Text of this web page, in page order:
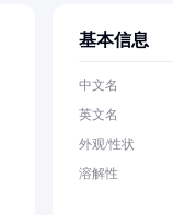
基本信息
中文名
英文名
外观/性状
溶解性